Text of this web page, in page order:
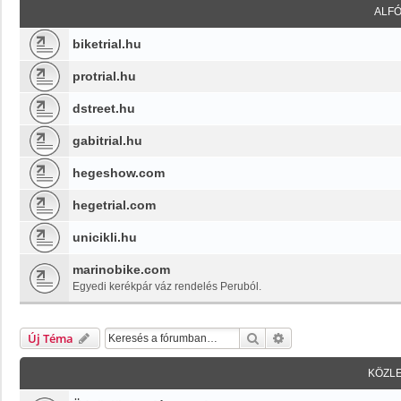
biketrial.hu
protrial.hu
dstreet.hu
gabitrial.hu
hegeshow.com
hegetrial.com
unicikli.hu
marinobike.com
Egyedi kerékpár váz rendelés Peruból.
Új Téma Keresés